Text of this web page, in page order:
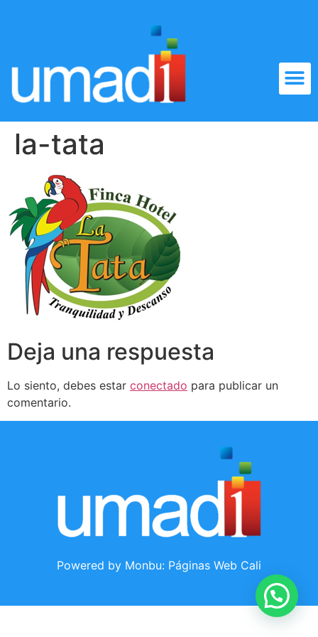
la-tata
Deja una respuesta
Lo siento, debes estar conectado para publicar un
comentario.
Powered by Monbu: Páginas Web Cali